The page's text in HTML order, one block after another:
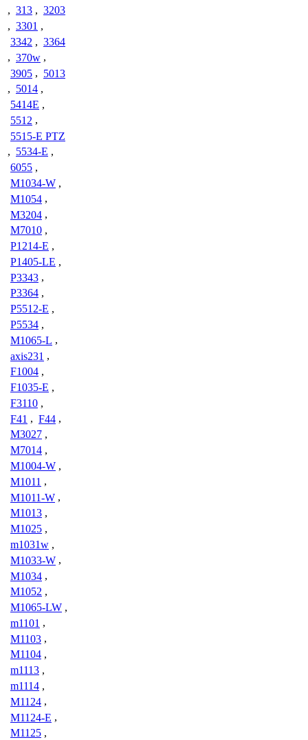
, 313 , 3203
, 3301 ,
3342 , 3364
, 370w ,
3905 , 5013
, 5014 ,
5414E ,
5512 ,
5515-E PTZ
, 5534-E ,
6055 ,
M1034-W ,
M1054 ,
M3204 ,
M7010 ,
P1214-E ,
P1405-LE ,
P3343 ,
P3364 ,
P5512-E ,
P5534 ,
M1065-L ,
axis231 ,
F1004 ,
F1035-E ,
F3110 ,
F41 , F44 ,
M3027 ,
M7014 ,
M1004-W ,
M1011 ,
M1011-W ,
M1013 ,
M1025 ,
m1031w ,
M1033-W ,
M1034 ,
M1052 ,
M1065-LW ,
m1101 ,
M1103 ,
M1104 ,
m1113 ,
m1114 ,
M1124 ,
M1124-E ,
M1125 ,